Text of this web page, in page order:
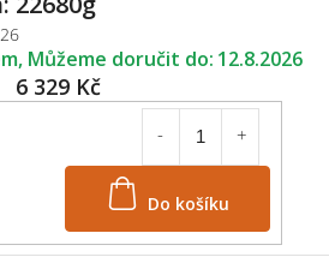
6 329 Kč
12.8.2026